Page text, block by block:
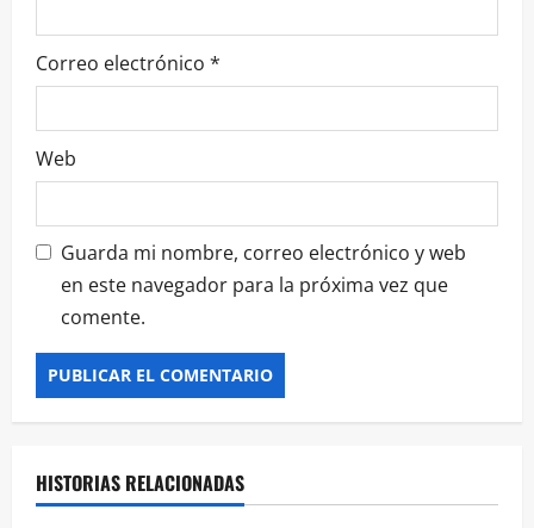
Correo electrónico *
Web
Guarda mi nombre, correo electrónico y web
en este navegador para la próxima vez que
comente.
HISTORIAS RELACIONADAS